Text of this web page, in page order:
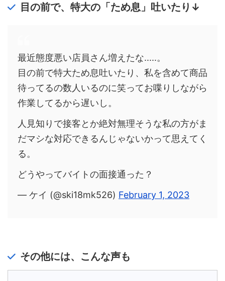
目の前で、特大の「ため息」吐いたり↓
最近態度悪い店員さん増えたな.....。
目の前で特大ため息吐いたり、私を含めて商品
待ってるの数人いるのに笑ってお喋りしながら
作業してるから遅いし。
人見知りで接客とか絶対無理そうな私の方がま
だマシな対応できるんじゃないかって思えてく
る。
どうやってバイトの面接通った？
— ケイ (@ski18mk526) February 1, 2023
その他には、こんな声も